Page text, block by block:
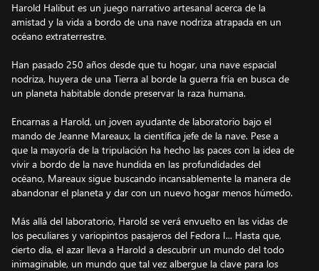
Harold Halibut es un juego narrativo artesanal acerca de la
amistad y la vida a bordo de una nave nodriza atrapada en un
océano extraterrestre.
Han pasado 250 años desde que tu hogar, una nave espacial
nodriza, huyera de una Tierra al borde la guerra fría en busca de
un planeta habitable donde preservar la raza humana.
Encarnas a Harold, un joven ayudante de laboratorio bajo el
mando de Jeanne Mareaux, la científica jefe de la nave. Pese a
que la mayoría de la tripulación ha hecho las paces con la idea de
vivir a bordo de la nave hundida en las profundidades del
océano, Mareaux sigue buscando incansablemente la manera de
abandonar el planeta y dar con un nuevo hogar menos húmedo.
Más allá del laboratorio, Harold se verá envuelto en las vidas de
los peculiares y variopintos pasajeros del Fedora I... Hasta que,
cierto día, el azar lleva a Harold a descubrir un mundo del todo
inimaginable, un mundo que tal vez albergue la clave para los